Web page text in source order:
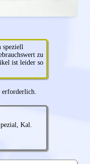
speziell
zu
ist leider so
Kal.